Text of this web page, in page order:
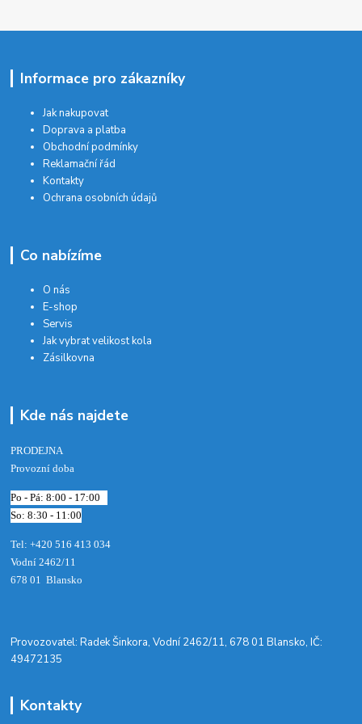
Informace pro zákazníky
Jak nakupovat
Doprava a platba
Obchodní podmínky
Reklamační řád
Kontakty
Ochrana osobních údajů
Co nabízíme
O nás
E-shop
Servis
Jak vybrat velikost kola
Zásilkovna
Kde nás najdete
PRODEJNA
Provozní doba
Po - Pá: 8:00 - 17:00
So: 8:30 - 11:00
Tel: +420 516 413 034‬
Vodní 2462/11
678 01 Blansko
​Provozovatel: Radek Šinkora, Vodní 2462/11, 678 01 Blansko, IČ:
49472135
Kontakty